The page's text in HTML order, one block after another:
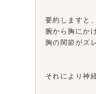
要約しますと、
腕から胸にか
胸の関節がズ
それにより神